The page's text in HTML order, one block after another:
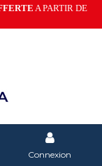
A PARTIR DE
Connexion